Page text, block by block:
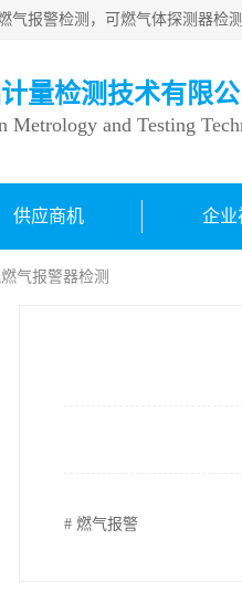
量检测技术有限公
Metrology and Testing
供应商机 企业
气报警器检测
# 燃气报警